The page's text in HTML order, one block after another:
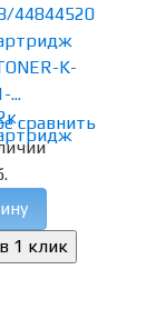
сравнить
44844520
K-
...